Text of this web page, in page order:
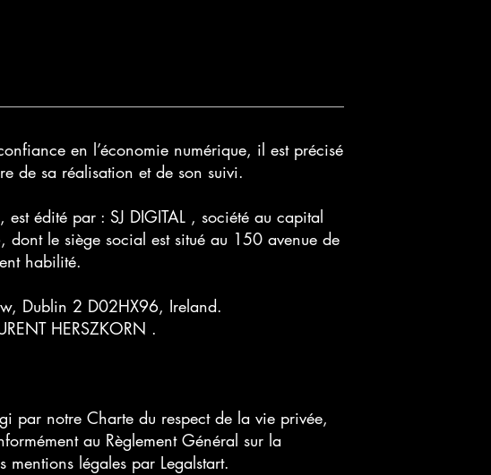
en l’économie numérique, il est précisé
de sa réalisation et de son suivi.
est édité par : SJ DIGITAL , société au capital
le siège social est situé au 150 avenue de
habilité.
Dublin 2 D02HX96, Ireland.
HERSZKORN .
par notre Charte du respect de la vie privée,
au Règlement Général sur la
légales par Legalstart.